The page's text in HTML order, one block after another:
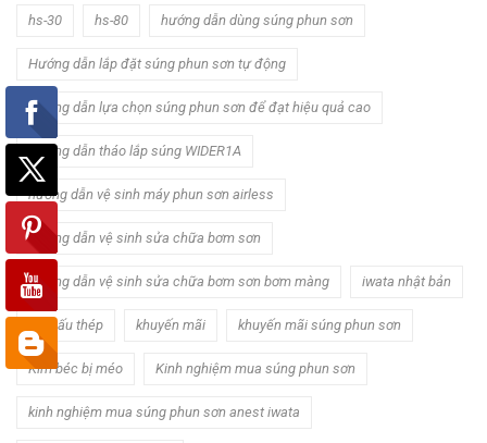
hs-30 hs-80 hướng dẫn dùng súng phun sơn
Hướng dẫn lắp đặt súng phun sơn tự động
Hướng dẫn lựa chọn súng phun sơn để đạt hiệu quả cao
Hướng dẫn tháo lắp súng WIDER1A
hướng dẫn vệ sinh máy phun sơn airless
Hướng dẫn vệ sinh sửa chữa bơm sơn
Hướng dẫn vệ sinh sửa chữa bơm sơn bơm màng iwata nhật bản
kết cấu thép khuyến mãi khuyến mãi súng phun sơn
Kim béc bị méo Kinh nghiệm mua súng phun sơn
kinh nghiệm mua súng phun sơn anest iwata